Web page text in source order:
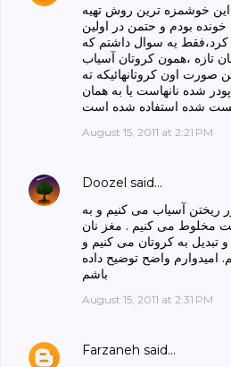
خوشمزه ترین روش تهیه
خونده بودم و حتمن در اولین
یه سوال داشتم که
تازه ،همون کروتان آسیاب
صورت اون کروتانهائیکه ته
شده نانهاست یا به همان
August 15, 2011 at 2:21 PM
Doozel said…
ریختن آسیاب می کنیم و به
مخلوط می کنیم . مغز نان
به کروتان می کنیم و
امیدوارم واضح توضیح داده
باشم
August 15, 2011 at 2:31 PM
Farzaneh said…